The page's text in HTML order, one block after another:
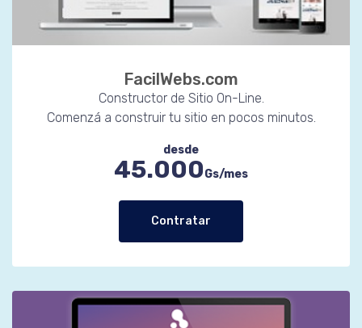
FacilWebs.com
Constructor de Sitio On-Line.
Comenzá a construir tu sitio en pocos minutos.
desde
45.000Gs/mes
Contratar